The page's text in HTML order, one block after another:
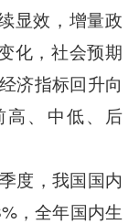
显效，增量政
化，社会预期
济指标回升向
高、中低、后
度，我国国内
，全年国内生